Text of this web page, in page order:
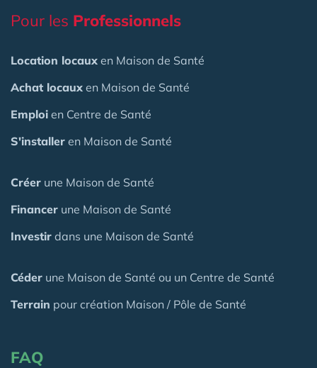
Pour les Professionnels
Location locaux en Maison de Santé
Achat locaux en Maison de Santé
Emploi en Centre de Santé
S'installer en Maison de Santé
Créer une Maison de Santé
Financer une Maison de Santé
Investir dans une Maison de Santé
Céder une Maison de Santé ou un Centre de Santé
Terrain pour création Maison / Pôle de Santé
FAQ